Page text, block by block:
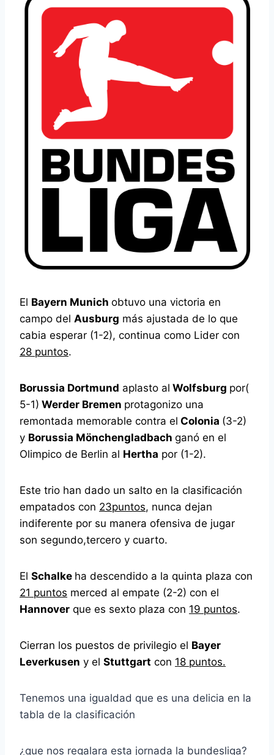
El Bayern Munich obtuvo una victoria en
campo del Ausburg más ajustada de lo que
cabia esperar (1-2), continua como Lider con
28 puntos.
Borussia Dortmund aplasto al Wolfsburg por(
5-1) Werder Bremen protagonizo una
remontada memorable contra el Colonia (3-2)
y Borussia Mönchengladbach ganó en el
Olimpico de Berlin al Hertha por (1-2).
Este trio han dado un salto en la clasificación
empatados con 23puntos, nunca dejan
indiferente por su manera ofensiva de jugar
son segundo,tercero y cuarto.
El Schalke ha descendido a la quinta plaza con
21 puntos merced al empate (2-2) con el
Hannover que es sexto plaza con 19 puntos.
Cierran los puestos de privilegio el Bayer
Leverkusen y el Stuttgart con 18 puntos.
Tenemos una igualdad que es una delicia en la
tabla de la clasificación
¿que nos regalara esta jornada la bundesliga?